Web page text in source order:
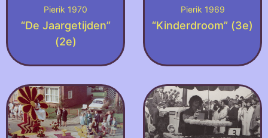
Pierik 1970
“De Jaargetijden”
(2e)
Pierik 1969
“Kinderdroom” (3e)